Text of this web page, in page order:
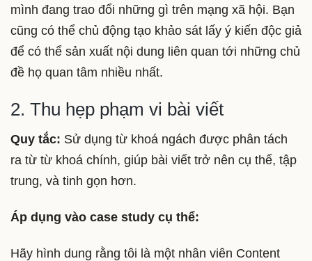
mình đang trao đổi những gì trên mạng xã hội. Bạn
cũng có thể chủ động tạo khảo sát lấy ý kiến độc giả
để có thể sản xuất nội dung liên quan tới những chủ
đề họ quan tâm nhiều nhất.
2. Thu hẹp phạm vi bài viết
Quy tắc: Sử dụng từ khoá ngách được phân tách
ra từ từ khoá chính, giúp bài viết trở nên cụ thể, tập
trung, và tinh gọn hơn.
Áp dụng vào case study cụ thể:
Hãy hình dung rằng tôi là một nhân viên Content